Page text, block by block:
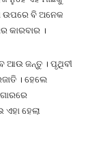
ଉପରେ ବି ଅନେକ
କାରବାର ।
ଆଉ ଜନ୍ତୁ । ପୃଥିବୀ
। ହେଲେ
ହେଲା